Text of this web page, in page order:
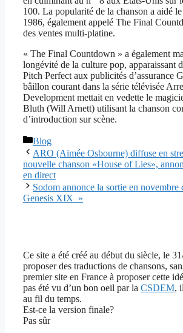
100. La popularité de la chanson a aidé
1986, également appelé The Final
des ventes multi-platine.
« The Final Countdown » a également
longévité de la culture pop, apparaissant
Pitch Perfect aux publicités d’assurance
bâillon courant dans la série télévisée
Development mettait en vedette le
Bluth (Will Arnett) utilisant la chanson
d’introduction sur scène.
Catégories
Blog
ARO (Aimée Osbourne) diffuse en
nouvelle chanson «House of Lies»,
en direct
Sodom annonce la sortie en novembre
Genesis XIX »
Ce site a été créé au début du siècle, le
proposer des traductions de chansons,
premier site en France à proposer cette
pas été vu d’un bon oeil par la CSDEM,
au fil du temps.
Est-ce la version finale?
Pas sûr